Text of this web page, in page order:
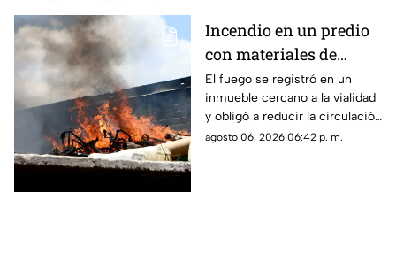
Incendio en un predio
con materiales de
reciclaje provoca
afectaciones sobre la
carretera 57
El fuego se registró en un
inmueble cercano a la vialidad
y obligó a reducir la circulación
mientras continúan las
agosto 06, 2026 06:42 p. m.